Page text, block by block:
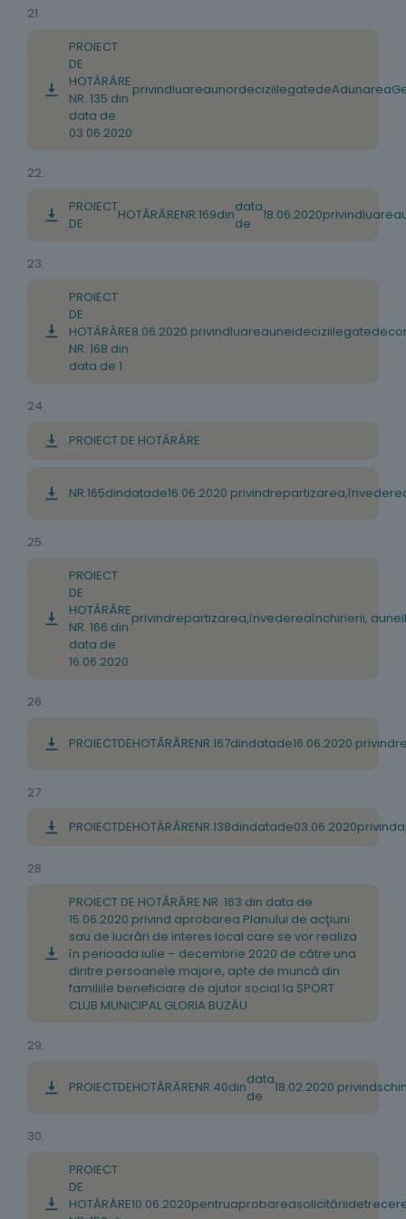
21.
PROIECT
DE
HOTĂRÂRE
NR. 135 din
data de
03.06.2020
privindluareaunordeciziilegatedeAdunarea
22.
PROIECT
DE
HOTĂRÂRENR.169dindata
de
18.06.2020privindluarea
23.
PROIECT
DE
HOTĂRÂRE
NR. 168 din
data de 1
8.06.2020 privindluareauneideciziilegatede
24.
PROIECT DE HOTĂRÂRE
NR.165dindatade16.06.2020 privindrepartizarea,în
25.
PROIECT
DE
HOTĂRÂRE
NR. 166 din
data de
16.06.2020
privindrepartizarea,învedereaînchirierii, aunei
26.
PROIECTDEHOTĂRÂRENR.167dindatade16.06.2020 privind
27.
PROIECTDEHOTĂRÂRENR.138dindatade03.06.2020privind
28.
PROIECT DE HOTĂRÂRE NR. 163 din data de
15.06.2020 privind aprobarea Planului de acţiuni
sau de lucrări de interes local care se vor realiza
în perioada iulie – decembrie 2020 de către una
dintre persoanele majore, apte de muncă din
familiile beneficiare de ajutor social la SPORT
CLUB MUNICIPAL GLORIA BUZĂU
29.
PROIECTDEHOTĂRÂRENR.40dindata
de
18.02.2020 privind
30.
PROIECT
DE
HOTĂRÂRE10.06.2020pentruaprobareasolicităriide